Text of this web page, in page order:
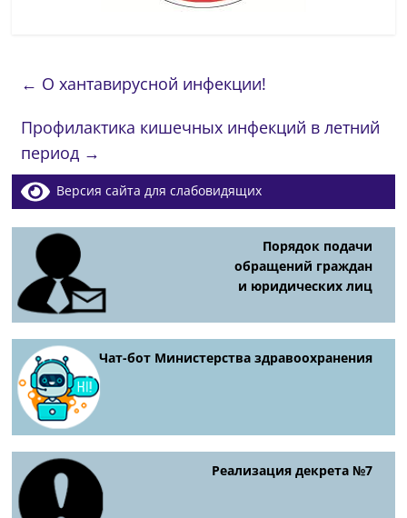
← О хантавирусной инфекции!
Профилактика кишечных инфекций в летний
период →
Версия сайта для слабовидящих
Порядок подачи
обращений граждан
и юридических лиц
Чат-бот Министерства здравоохранения
Реализация декрета №7